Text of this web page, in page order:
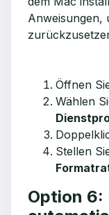
Anweisungen,
Öffnen
Wählen
Stellen
Option 6: